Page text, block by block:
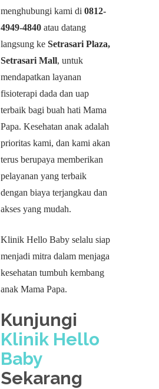
menghubungi kami di 0812-
4949-4840 atau datang
langsung ke Setrasari Plaza,
Setrasari Mall, untuk
mendapatkan layanan
fisioterapi dada dan uap
terbaik bagi buah hati Mama
Papa. Kesehatan anak adalah
prioritas kami, dan kami akan
terus berupaya memberikan
pelayanan yang terbaik
dengan biaya terjangkau dan
akses yang mudah.
Klinik Hello Baby selalu siap
menjadi mitra dalam menjaga
kesehatan tumbuh kembang
anak Mama Papa.
Kunjungi
Klinik Hello
Baby
Sekarang